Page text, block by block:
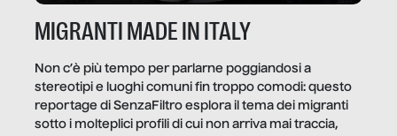
MIGRANTI MADE IN ITALY
Non c’è più tempo per parlarne poggiandosi a
stereotipi e luoghi comuni fin troppo comodi: questo
reportage di SenzaFiltro esplora il tema dei migranti
sotto i molteplici profili di cui non arriva mai traccia,